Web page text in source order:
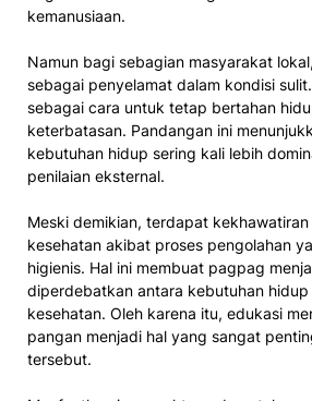
kemanusiaan.
Namun bagi sebagian masyarakat
sebagai penyelamat dalam kondisi
sebagai cara untuk tetap bertahan
keterbatasan. Pandangan ini
kebutuhan hidup sering kali lebih
penilaian eksternal.
Meski demikian, terdapat
kesehatan akibat proses pengolahan
higienis. Hal ini membuat pagpag
diperdebatkan antara kebutuhan
kesehatan. Oleh karena itu, edukasi
pangan menjadi hal yang sangat
tersebut.